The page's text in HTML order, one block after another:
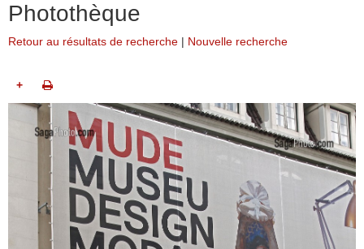
Photothèque
Retour au résultats de recherche | Nouvelle recherche
+